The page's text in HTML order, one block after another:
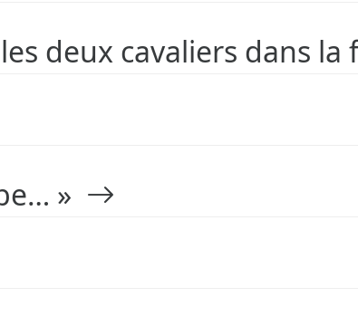
deux cavaliers dans la
»